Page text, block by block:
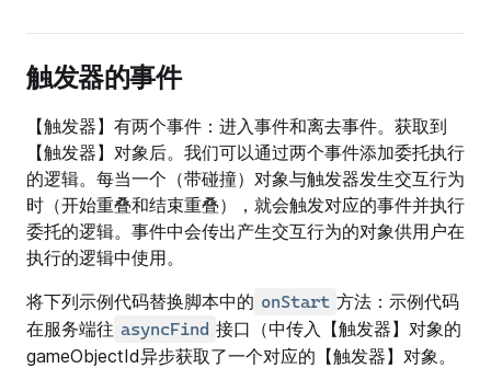
触发器的事件
【触发器】有两个事件：进入事件和离去事件。获取到
【触发器】对象后。我们可以通过两个事件添加委托执行
的逻辑。每当一个（带碰撞）对象与触发器发生交互行为
时（开始重叠和结束重叠），就会触发对应的事件并执行
委托的逻辑。事件中会传出产生交互行为的对象供用户在
执行的逻辑中使用。
将下列示例代码替换脚本中的 onStart 方法：示例代码
在服务端往 asyncFind 接口（中传入【触发器】对象的
gameObjectId异步获取了一个对应的【触发器】对象。